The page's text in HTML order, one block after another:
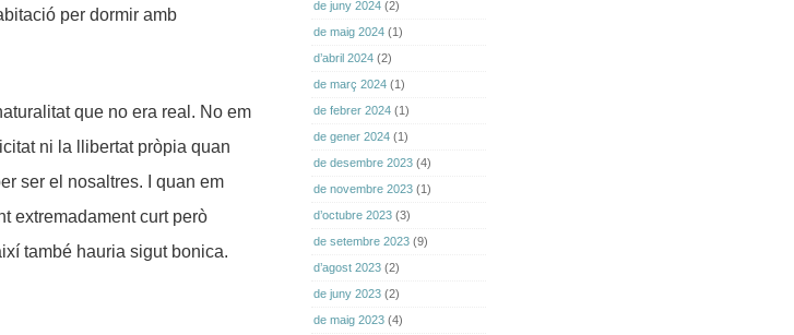
per dormir amb
que no era real. No em
ni la llibertat pròpia quan
ser el nosaltres. I quan em
extremadament curt però
també hauria sigut bonica.
de juny 2024 (2)
de maig 2024 (1)
d’abril 2024 (2)
de març 2024 (1)
de febrer 2024 (1)
de gener 2024 (1)
de desembre 2023 (4)
de novembre 2023 (1)
d’octubre 2023 (3)
de setembre 2023 (9)
d’agost 2023 (2)
de juny 2023 (2)
de maig 2023 (4)